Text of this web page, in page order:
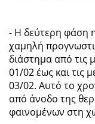
- Η δεύτερη φάση
χαμηλή
διάστημα από τις
01/02 έως και τις
03/02. Αυτό το
από άνοδο της
φαινομένων στη